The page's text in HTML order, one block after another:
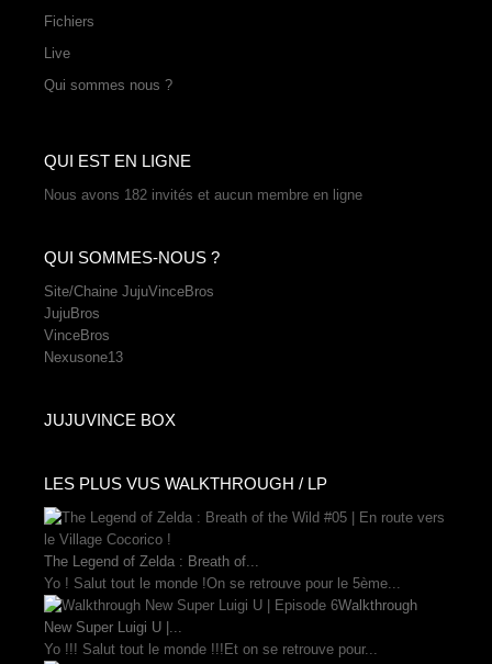
Fichiers
Live
Qui sommes nous ?
QUI EST EN LIGNE
Nous avons 182 invités et aucun membre en ligne
QUI SOMMES-NOUS ?
Site/Chaine JujuVinceBros
JujuBros
VinceBros
Nexusone13
JUJUVINCE BOX
LES PLUS VUS WALKTHROUGH / LP
The Legend of Zelda : Breath of...
Yo ! Salut tout le monde !On se retrouve pour le 5ème...
Walkthrough
New Super Luigi U |...
Yo !!! Salut tout le monde !!!Et on se retrouve pour...